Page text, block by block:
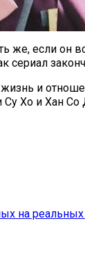
же, если он
сериал
и
Хо и Хан
на